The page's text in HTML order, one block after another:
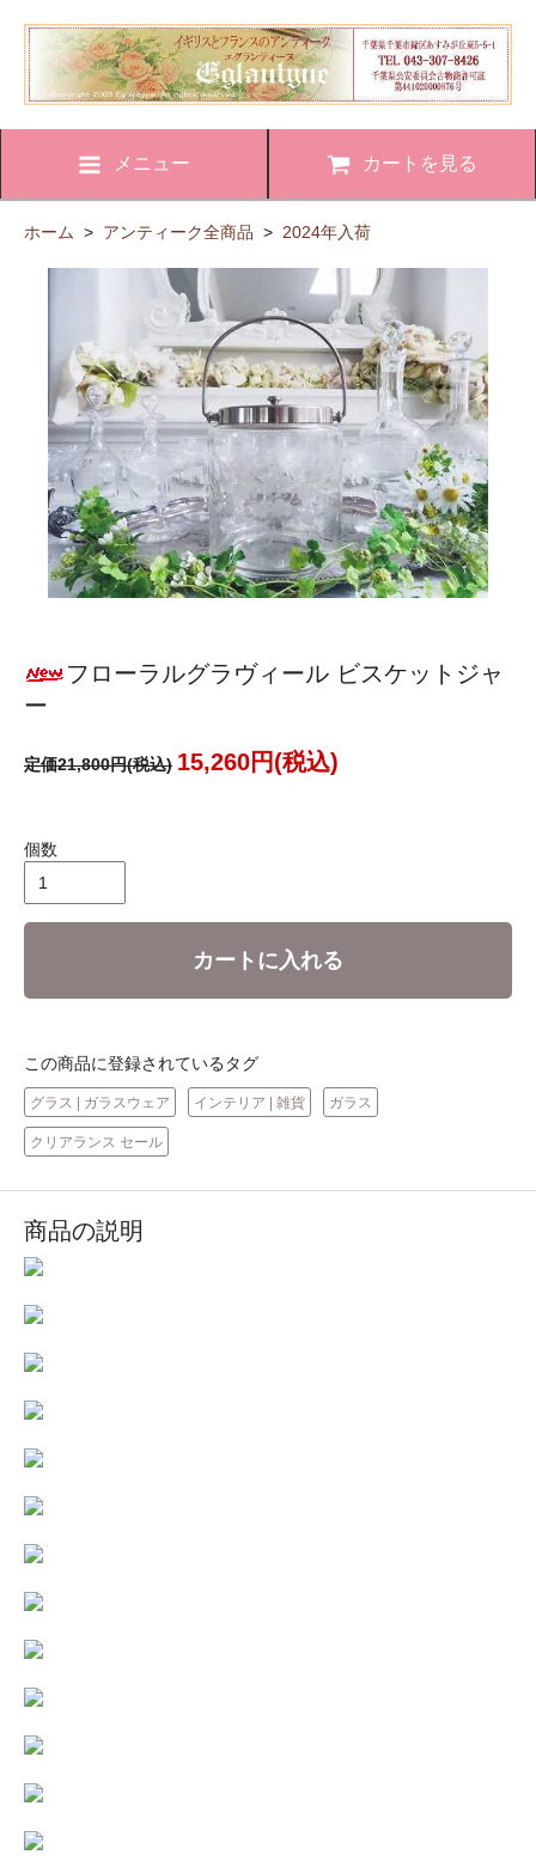
メニュー カートを見る
ホーム > アンティーク全商品 > 2024年入荷
フローラルグラヴィール ビスケットジャ
ー
定価21,800円(税込) 15,260円(税込)
個数
カートに入れる
この商品に登録されているタグ
グラス | ガラスウェア インテリア | 雑貨 ガラス
クリアランス セール
商品の説明